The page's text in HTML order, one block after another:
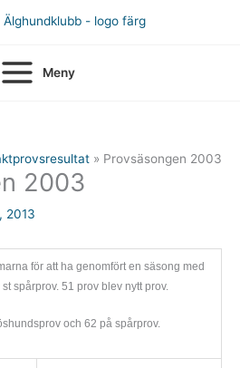
Meny
Provsäsongen 2003
2003
2013
för att ha genomfört en säsong med
spårprov. 51 prov blev nytt prov.
och 62 på spårprov.